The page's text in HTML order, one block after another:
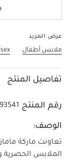
عرض المزيد
ملابس أطفال
تفاصيل المنتج
رقم المنتج
الوصف:
تعاونت ماركة
الملابس الحصرية